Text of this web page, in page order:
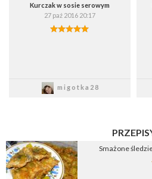
Kurczak w sosie serowym
27 paź 2016 20:17
migotka28
Zapisz
Smażone